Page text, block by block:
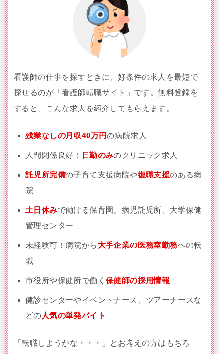
看護師の仕事を探すときに、好条件の求人を最短で
探せるのが「看護師転職サイト」です。無料登録を
すると、こんな求人を紹介してもらえます。
残業なしの月収40万円の病院求人
人間関係良好！ 日勤のみのクリニック求人
託児所完備の子育て支援病院や復職支援のある病
院
土日休みで働ける保育園、病児託児所、大学保健
管理センター
未経験可！病院から 大手企業の医務室勤務への転
職
市役所や保健所で働く 保健師の採用情報
健診センターやイベントナース、ツアーナースな
どの 人気の単発バイト
「転職しようかな・・・」とお考えの方はもちろ